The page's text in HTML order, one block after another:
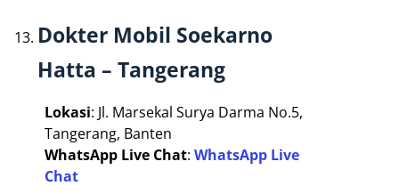
Dokter Mobil Soekarno
Hatta – Tangerang
Lokasi: Jl. Marsekal Surya Darma No.5,
Tangerang, Banten
WhatsApp Live Chat: WhatsApp Live
Chat